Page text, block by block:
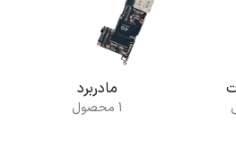
مادربرد
1 محصول